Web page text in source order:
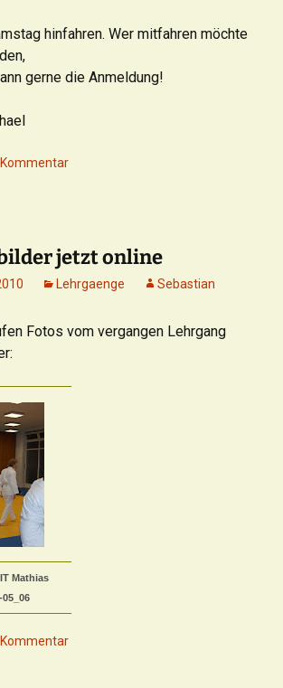
hinfahren. Wer mitfahren möchte
gerne die Anmeldung!
jetzt online
Lehrgaenge Sebastian
Fotos vom vergangen Lehrgang
Mathias
05_06